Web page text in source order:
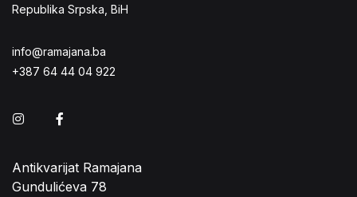
Republika Srpska, BiH
info@ramajana.ba
+387 64 44 04 922
Instagram
Antikvarijat Ramajana
Gundulićeva 78